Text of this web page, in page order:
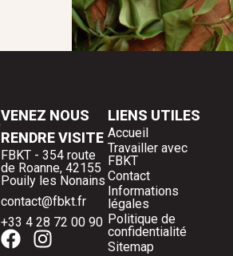
VENEZ NOUS
RENDRE VISITE
FBKT - 354 route
de Roanne, 42155
Pouily les Nonains
contact@fbkt.fr
+33 4 28 72 00 90
LIENS UTILES
Accueil
Travailler avec
FBKT
Contact
Informations
légales
Politique de
confidentialité
Sitemap